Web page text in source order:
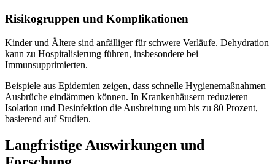
Risikogruppen und Komplikationen
Kinder und Ältere sind anfälliger für schwere Verläufe. Dehydration
kann zu Hospitalisierung führen, insbesondere bei
Immunsupprimierten.
Beispiele aus Epidemien zeigen, dass schnelle Hygienemaßnahmen
Ausbrüche eindämmen können. In Krankenhäusern reduzieren
Isolation und Desinfektion die Ausbreitung um bis zu 80 Prozent,
basierend auf Studien.
Langfristige Auswirkungen und